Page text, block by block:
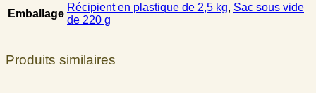
Emballage
Récipient en plastique de 2,5 kg, Sac sous vide
de 220 g
Produits similaires